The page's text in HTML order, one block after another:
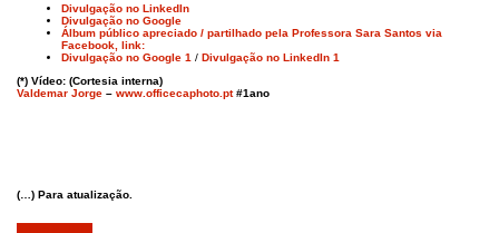
Divulgação no LinkedIn
Divulgação no Google
Álbum público apreciado / partilhado pela Professora Sara Santos via
Facebook, link:
Divulgação no Google 1 / Divulgação no LinkedIn 1
(*) Vídeo: (Cortesia interna)
Valdemar Jorge – www.officecaphoto.pt#1ano
(…) Para atualização.